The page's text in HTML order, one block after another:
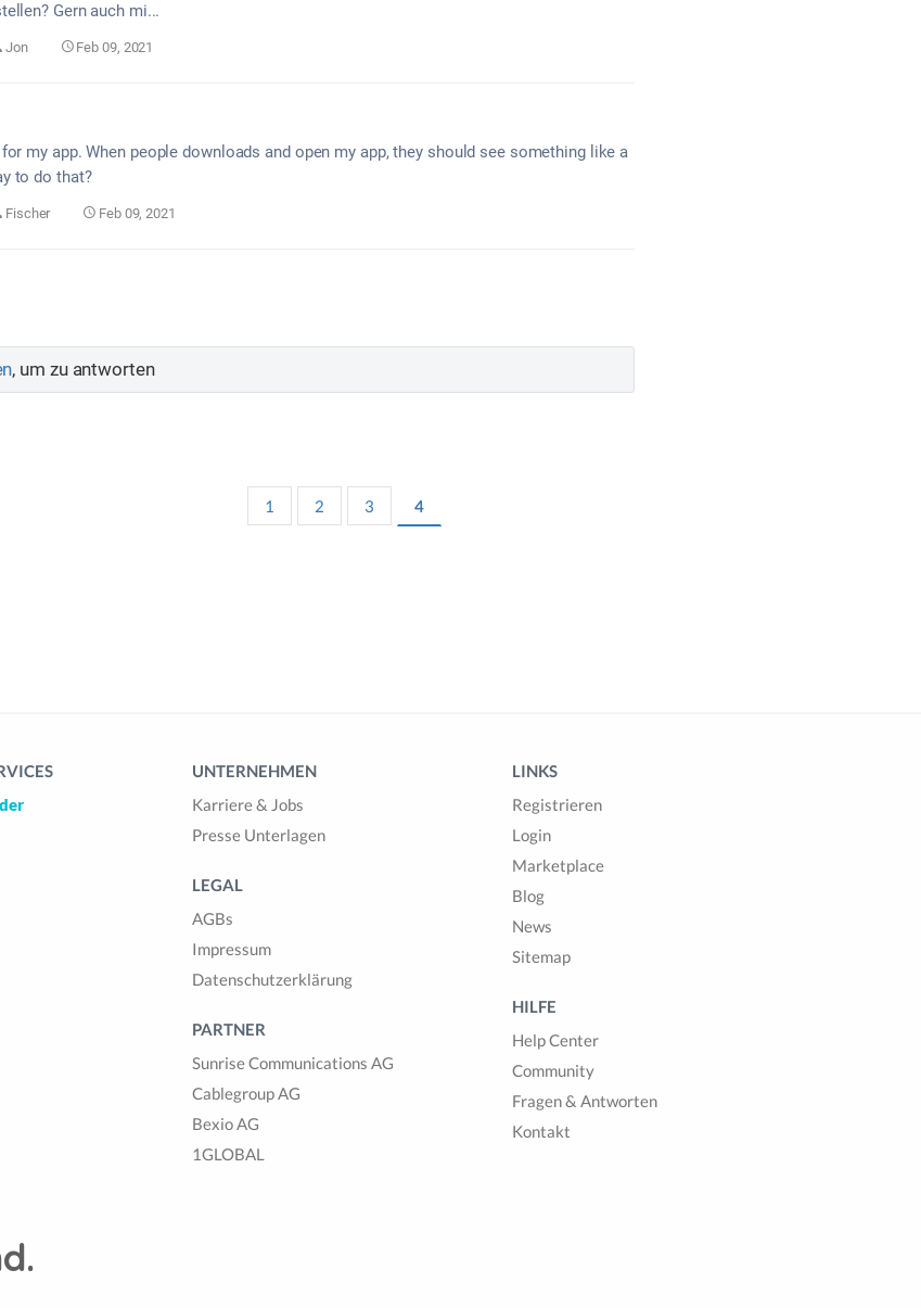
Gern auch mi...
Jon Feb 09, 2021
my app. When people downloads and open my app, they should see something like a
to do that?
Fischer Feb 09, 2021
, um zu antworten
1 2 3 4
UNTERNEHMEN
Karriere & Jobs
Presse Unterlagen
LEGAL
AGBs
Impressum
Datenschutzerklärung
PARTNER
Sunrise Communications AG
Cablegroup AG
Bexio AG
1GLOBAL
LINKS
Registrieren
Login
Marketplace
Blog
News
Sitemap
HILFE
Help Center
Community
Fragen & Antworten
Kontakt